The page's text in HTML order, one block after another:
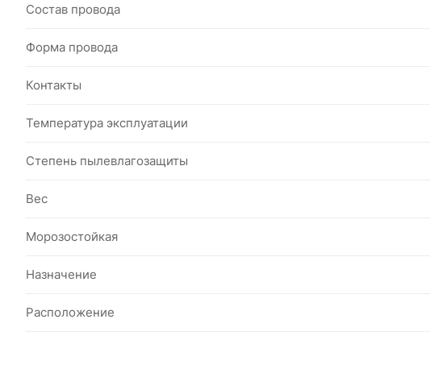
Состав провода
Форма провода
Контакты
Температура эксплуатации
Степень пылевлагозащиты
Вес
Морозостойкая
Назначение
Расположение